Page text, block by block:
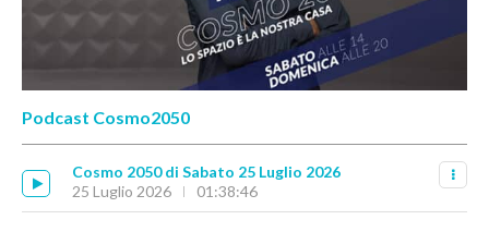
Podcast Cosmo2050
Cosmo 2050 di Sabato 25 Luglio 2026
25 Luglio 2026
01:38:46